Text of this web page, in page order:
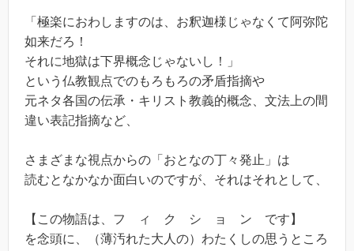
「極楽におわしますのは、お釈迦様じゃなくて阿弥陀
如来だろ！
それに地獄は下界概念じゃないし！」
という仏教観点でのもろもろの矛盾指摘や
元ネタ各国の伝承・キリスト教義的概念、文法上の間
違い表記指摘など、
さまざまな視点からの「おとなの丁々発止」は
読むとなかなか面白いのですが、それはそれとして、
【この物語は、フ ィ ク シ ョ ン です】
を念頭に、（薄汚れた大人の）わたくしの思うところ